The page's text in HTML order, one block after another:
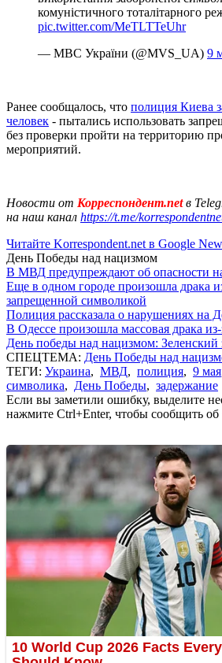
комуністичного тоталітарного
pic.twitter.com/MeTLTTeUhr
— МВС України (@MVS_UA) 9
Ранее сообщалось, что полиция Киева
человек - пытались использовать
без проверки пройти на территорию
мероприятий.
Новости от Корреспондент.netв
на наш канал https://t.me/
Читайте Korrespondent.net в Google
День Победы над нацизмом
В МВД предупреждают об опасности
Еще в одном городе произошла драка
запрещенной символикой
Полиция рассказала о нарушениях на
В Одессе произошла массовая драка
День победы над нацизмом: Зеленский
СПЕЦТЕМА: День Победы над
ТЕГИ: Украина, МВД, полиция, 9 мая
символика, День Победы, задержание
Если вы заметили ошибку, выделите
нажмите Ctrl+Enter, чтобы сообщить об